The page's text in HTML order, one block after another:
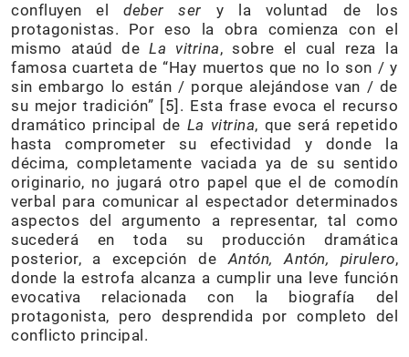
confluyen eldeber ser y la voluntad de los
protagonistas. Por eso la obra comienza con el
mismo ataúd deLa vitrina, sobre el cual reza la
famosa cuarteta de “Hay muertos que no lo son / y
sin embargo lo están / porque alejándose van / de
su mejor tradición” [5]. Esta frase evoca el recurso
dramático principal de La vitrina, que será repetido
hasta comprometer su efectividad y donde la
décima, completamente vaciada ya de su sentido
originario, no jugará otro papel que el de comodín
verbal para comunicar al espectador determinados
aspectos del argumento a representar, tal como
sucederá en toda su producción dramática
posterior, a excepción deAntón, Antón, pirulero,
donde la estrofa alcanza a cumplir una leve función
evocativa relacionada con la biografía del
protagonista, pero desprendida por completo del
conflicto principal.